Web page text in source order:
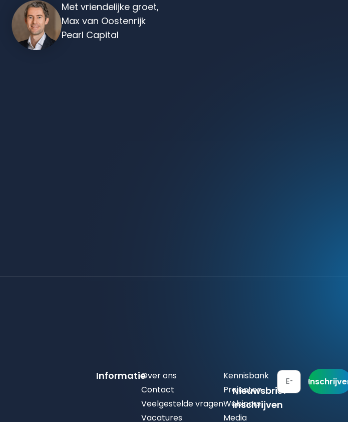
Met vriendelijke groet,
Max van Oostenrijk
Pearl Capital
InformatieOver ons
Contact
Veelgestelde vragen
Vacatures
Kennisbank
Projecten
Webinars
Media
Nieuwsbrief
inschrijven